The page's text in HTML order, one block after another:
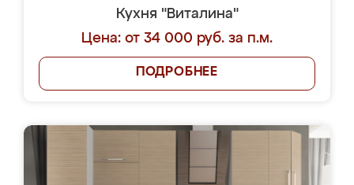
Кухня "Виталина"
Цена: от 34 000 руб. за п.м.
ПОДРОБНЕЕ